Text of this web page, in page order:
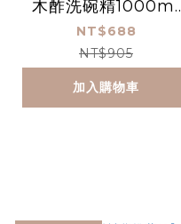
木酢洗碗精1000ml
+廚房清潔450ml+木
酢洗手慕斯340ml
NT$688
NT$905
加入購物車